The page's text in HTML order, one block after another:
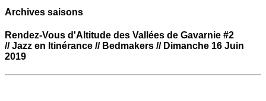
Archives saisons
Rendez-Vous d'Altitude des Vallées de Gavarnie #2
// Jazz en Itinérance // Bedmakers // Dimanche 16 Juin
2019